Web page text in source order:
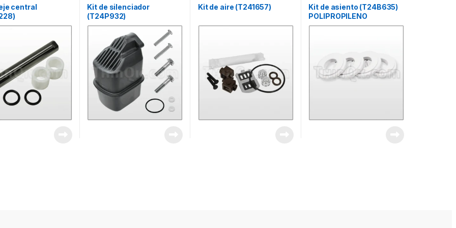
central
Kit de silenciador
(T24P932)
Kit de aire (T241657)
Kit de asiento (T24B635)
POLIPROPILENO